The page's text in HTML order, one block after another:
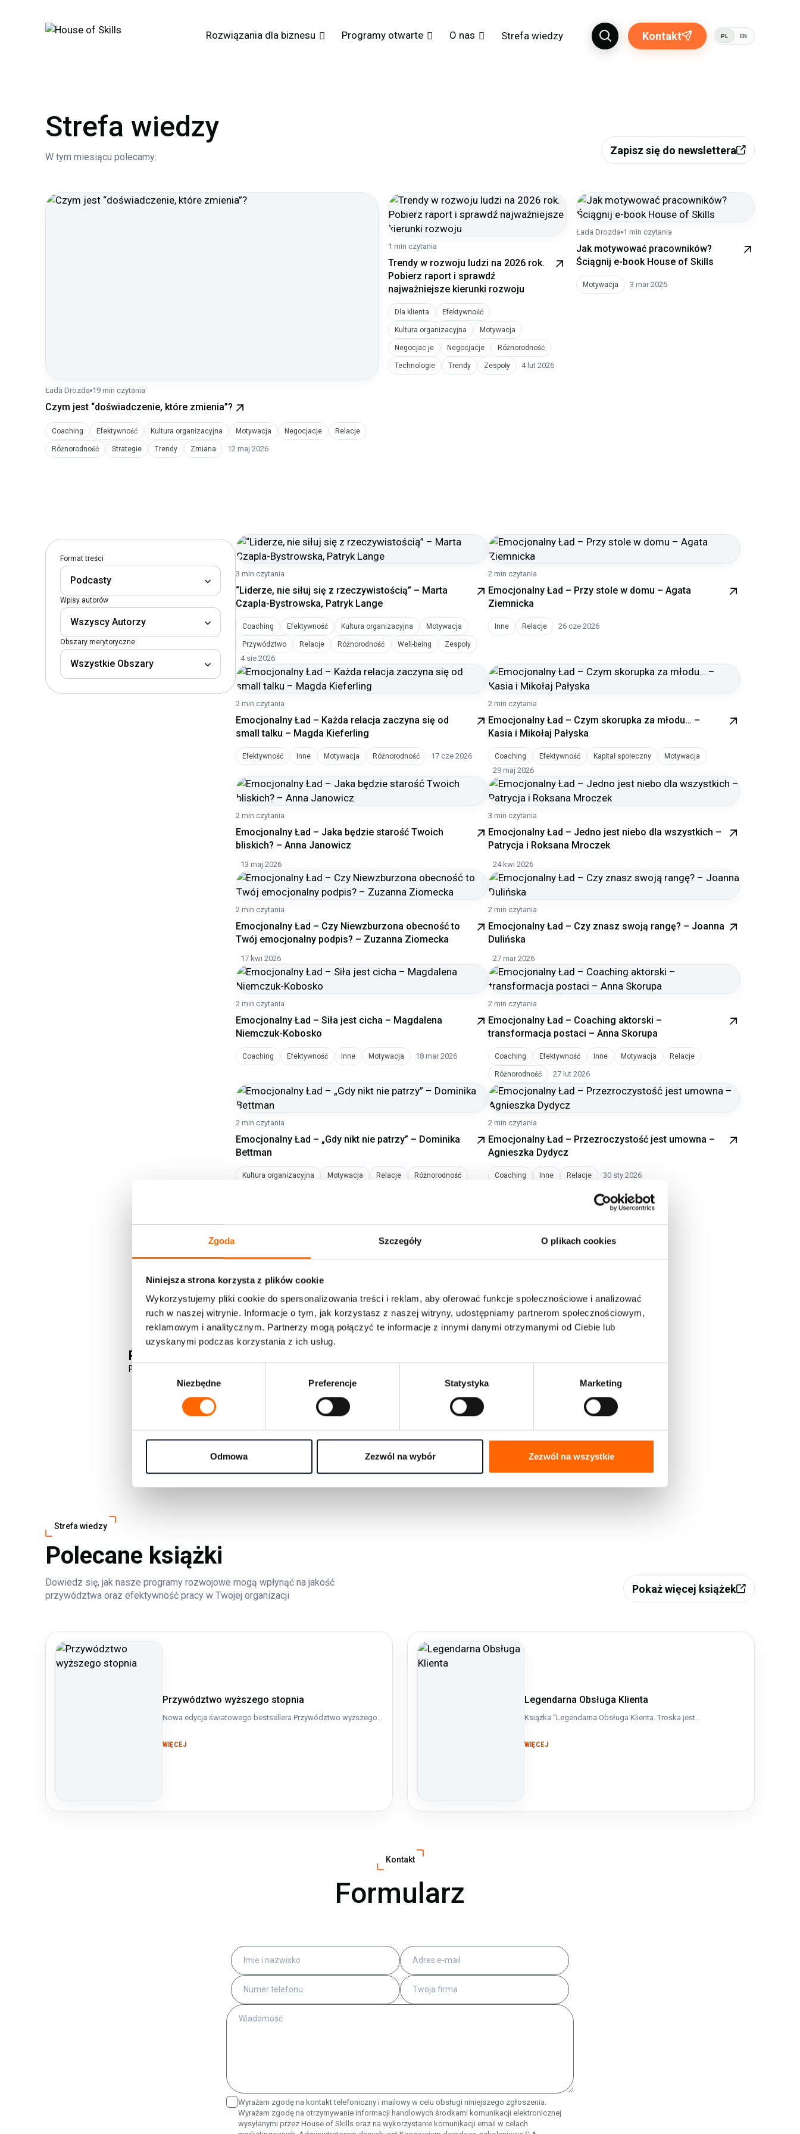
Zgoda Szczegóły O plikach cookies
Niniejsza strona korzysta z plików cookie
Wykorzystujemy pliki cookie do spersonalizowania treści i reklam, aby oferować funkcje społecznościowe i analizować
ruch w naszej witrynie. Informacje o tym, jak korzystasz z naszej witryny, udostępniamy partnerom społecznościowym,
reklamowym i analitycznym. Partnerzy mogą połączyć te informacje z innymi danymi otrzymanymi od Ciebie lub
uzyskanymi podczas korzystania z ich usług.
W
d
Niezbędne Preferencje Statystyka Marketing
Odmowa Zezwól na wybór Zezwól na wszystkie
Rozwiązania dla biznesu Programy otwarte O nas Strefa wiedzy Kontakt PL EN
Strefa wiedzy
W tym miesiącu polecamy:
Zapisz się do newslettera
Łada Drozda 19 min czytania
Czym jest “doświadczenie, które zmienia”?
Coaching Efektywność Kultura organizacyjna Motywacja Negocjacje Relacje
Różnorodność Strategie Trendy Zmiana 12 maj 2026
1 min czytania
Trendy w rozwoju ludzi na 2026 rok.
Pobierz raport i sprawdź
najważniejsze kierunki rozwoju
Dla klienta Efektywność
Kultura organizacyjna Motywacja
Negocjac je Negocjacje Różnorodność
Technologie Trendy Zespoły 4 lut 2026
Łada Drozda 1 min czytania
Jak motywować pracowników?
Ściągnij e-book House of Skills
Motywacja 3 mar 2026
Format treści
Podcasty
Wpisy autorów
Wszyscy Autorzy
Obszary merytoryczne
Wszystkie Obszary
3 min czytania
“Liderze, nie siłuj się z rzeczywistością” – Marta
Czapla-Bystrowska, Patryk Lange
Coaching Efektywność Kultura organizacyjna Motywacja
Przywództwo Relacje Różnorodność Well-being Zespoły
4 sie 2026
2 min czytania
Emocjonalny Ład – Przy stole w domu – Agata
Ziemnicka
Inne Relacje 26 cze 2026
2 min czytania
Emocjonalny Ład – Każda relacja zaczyna się od
small talku – Magda Kieferling
Efektywność Inne Motywacja Różnorodność 17 cze 2026
2 min czytania
Emocjonalny Ład – Czym skorupka za młodu… –
Kasia i Mikołaj Pałyska
Coaching Efektywność Kapitał społeczny Motywacja
29 maj 2026
2 min czytania
Emocjonalny Ład – Jaka będzie starość Twoich
bliskich? – Anna Janowicz
13 maj 2026
3 min czytania
Emocjonalny Ład – Jedno jest niebo dla wszystkich –
Patrycja i Roksana Mroczek
24 kwi 2026
2 min czytania
Emocjonalny Ład – Czy Niewzburzona obecność to
Twój emocjonalny podpis? – Zuzanna Ziomecka
17 kwi 2026
2 min czytania
Emocjonalny Ład – Czy znasz swoją rangę? – Joanna
Dulińska
27 mar 2026
2 min czytania
Emocjonalny Ład – Siła jest cicha – Magdalena
Niemczuk-Kobosko
Coaching Efektywność Inne Motywacja 18 mar 2026
2 min czytania
Emocjonalny Ład – Coaching aktorski –
transformacja postaci – Anna Skorupa
Coaching Efektywność Inne Motywacja Relacje
Różnorodność 27 lut 2026
2 min czytania
Emocjonalny Ład – „Gdy nikt nie patrzy” – Dominika
Bettman
Kultura organizacyjna Motywacja Relacje Różnorodność
2 min czytania
Emocjonalny Ład – Przezroczystość jest umowna –
Agnieszka Dydycz
Coaching Inne Relacje 30 sty 2026
Podcasty
POKAŻ WSZYSTKIE PODCASTY
Przejdź do podcastów
Strefa wiedzy
Polecane książki
Dowiedz się, jak nasze programy rozwojowe mogą wpłynąć na jakość
przywództwa oraz efektywność pracy w Twojej organizacji
Pokaż więcej książek
Przywództwo wyższego stopnia
Nowa edycja światowego bestsellera Przywództwo wyższego…
WIĘCEJ
Legendarna Obsługa Klienta
Książka “Legendarna Obsługa Klienta. Troska jest…
WIĘCEJ
Kontakt
Formularz
Wyrażam zgodę na kontakt telefoniczny i mailowy w celu obsługi niniejszego zgłoszenia.
Wyrażam zgodę na otrzymywanie informacji handlowych środkami komunikacji elektronicznej
wysyłanymi przez House of Skills oraz na wykorzystanie komunikacji email w celach